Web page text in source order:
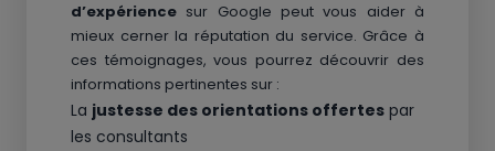
d’expérience sur Google peut vous aider à
mieux cerner la réputation du service. Grâce à
ces témoignages, vous pourrez découvrir des
informations pertinentes sur :
La justesse des orientations offertes par
les consultants